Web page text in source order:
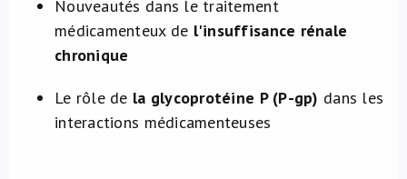
Nouveautés dans le traitement
médicamenteux de l'insuffisance rénale
chronique
Le rôle de la glycoprotéine P (P-gp) dans les
interactions médicamenteuses